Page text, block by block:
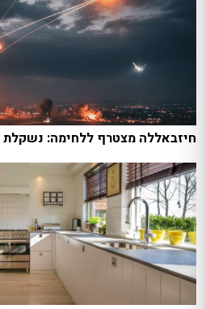
חיזבאללה מצטרף ללחימה: נשקלת